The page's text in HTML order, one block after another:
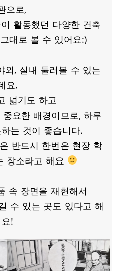
으로,
활동했던 다양한 건축
대로 볼 수 있어요:)
외, 실내 둘러볼 수 있는
요,
넓기도 하고
요한 배경이므로, 하루
는 것이 좋습니다.
반드시 한번은 현장 학
장소라고 해요
속 장면을 재현해서
수 있는 곳도 있다고 해
요!